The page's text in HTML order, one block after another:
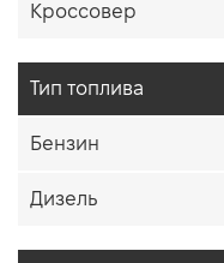
Кроссовер
Тип топлива
Бензин
Дизель